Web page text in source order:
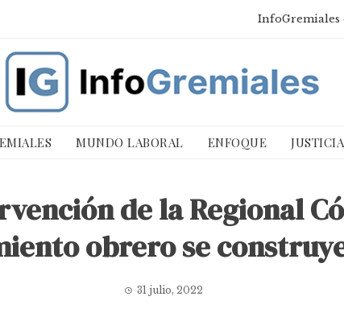
InfoGremiales
MUNDO LABORAL ENFOQUE
de la Regional
obrero se
31 julio, 2022